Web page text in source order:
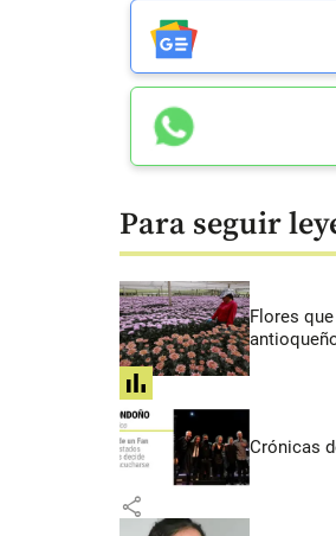
Para seguir
Flores
share
Crónicas
share